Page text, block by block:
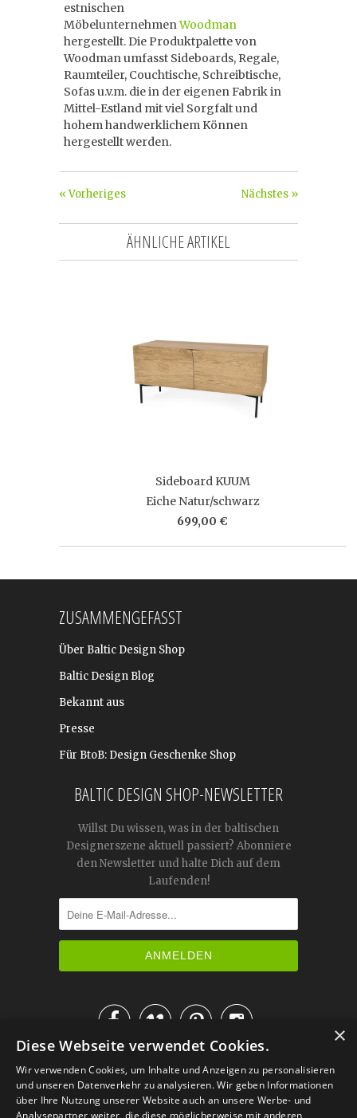
estnischen
MöbelunternehmenWoodman
hergestellt. Die Produktpalette von
Woodman umfasst Sideboards, Regale,
Raumteiler, Couchtische, Schreibtische,
Sofas u.v.m. die in der eigenen Fabrik in
Mittel-Estland mit viel Sorgfalt und
hohem handwerklichem Können
hergestellt werden.
Nächstes »
« Vorheriges
ÄHNLICHE ARTIKEL
Sideboard KUUM
Eiche Natur/schwarz
699,00 €
ZUSAMMENGEFASST
Über Baltic Design Shop
Baltic Design Blog
Bekannt aus
Presse
Für BtoB: Design Geschenke Shop
BALTIC DESIGN SHOP-NEWSLETTER
Willst Du wissen, was in der baltischen
Designerszene aktuell passiert? Abonniere
den Newsletter und halte Dich auf dem
Laufenden!

IM KATALOG BLÄTTERN
×
Diese Webseite verwendet Cookies.
Wir verwenden Cookies, um Inhalte und Anzeigen zu personalisieren
und unseren Datenverkehr zu analysieren. Wir geben Informationen
über Ihre Nutzung unserer Website auch an unsere Werbe- und
Analysepartner weiter, die diese möglicherweise mit anderen